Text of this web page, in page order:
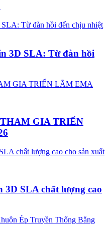
3D SLA: Từ đàn hồi
GIA TRIỂN
3D SLA chất lượng cao